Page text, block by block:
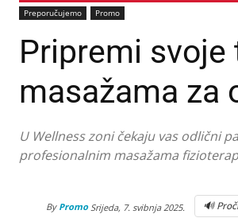
Preporučujemo Promo
Pripremi svoje
masažama za
U Wellness zoni čekaju vas odlični
profesionalnim masažama
By Promo Srijeda, 7. svibnja 2025. 🔊